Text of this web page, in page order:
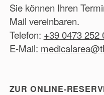
Sie können Ihren
Mail vereinbaren.
Telefon: +39 0473 252
E-Mail:
ZUR ONLINE-